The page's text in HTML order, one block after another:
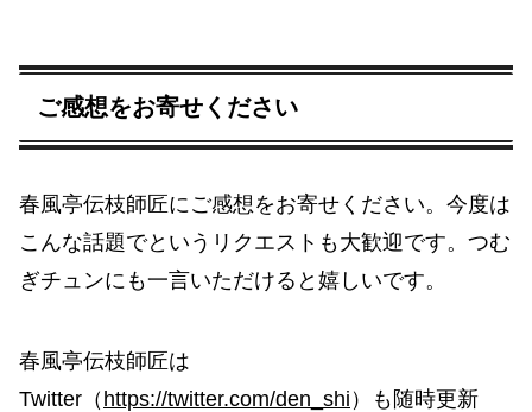
ご感想をお寄せください
春風亭伝枝師匠にご感想をお寄せください。今度は
こんな話題でというリクエストも大歓迎です。つむ
ぎチュンにも一言いただけると嬉しいです。
春風亭伝枝師匠は
Twitter（ https://twitter.com/den_shi ）も随時更新